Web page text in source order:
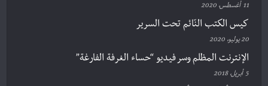
11 أغسطس، 2020
كيس الكتب النّائم تحت السرير
20 يوليو، 2020
الإنترنت المظلم وسر فيديو “حساء الغرفة الفارغة”
5 أبريل، 2018